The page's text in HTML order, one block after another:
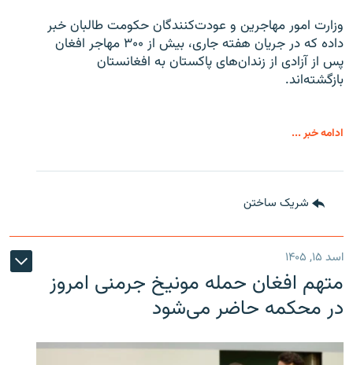
وزارت امور مهاجرین و عودت‌کنندگان حکومت طالبان خبر
داده که در جریان هفته جاری، بیش از ۳۰۰ مهاجر افغان
پس از آزادی از زندان‌های پاکستان به افغانستان
بازگشته‌اند.
ادامه خبر ...
شریک ساختن
اسد ۱۵, ۱۴۰۵
متهم افغان حمله مونیخ جرمنی امروز
در محکمه حاضر می‌شود